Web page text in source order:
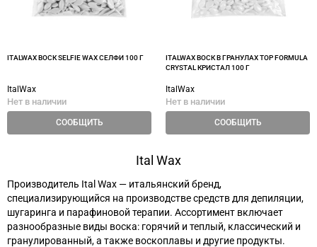
ITALWAX ВОСК SELFIE WAX СЕЛФИ 100 Г
ItalWax
Нет в наличии
СООБЩИТЬ
ITALWAX ВОСК В ГРАНУЛАХ TOP FORMULA
CRYSTAL КРИСТАЛ 100 Г
ItalWax
Нет в наличии
СООБЩИТЬ
Ital Wax
Производитель Ital Wax — итальянский бренд,
специализирующийся на производстве средств для депиляции,
шугаринга и парафиновой терапии. Ассортимент включает
разнообразные виды воска: горячий и теплый, классический и
гранулированный, а также воскоплавы и другие продукты.